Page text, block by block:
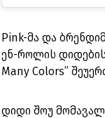
Pink-მა და
ენ-როლის
Many Colors”
დიდი შოუ